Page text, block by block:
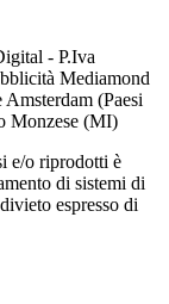
- P.Iva
Mediamond
(Paesi
Monzese (MI)
e/o riprodotti è
di sistemi di
espresso di